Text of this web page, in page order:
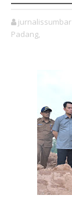
jurnalissumbar
Padang,